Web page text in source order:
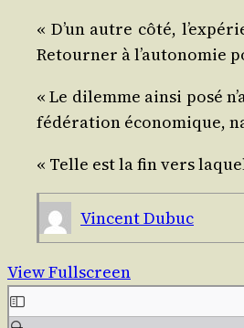
« D’un autre côté,
Retour­ner à l’au­to­no­mie
« Le dilemme ain­si posé
fédé­ra­tion éco­no­mique,
« Telle est la fin vers
Vincent Dubuc
View Fullscreen